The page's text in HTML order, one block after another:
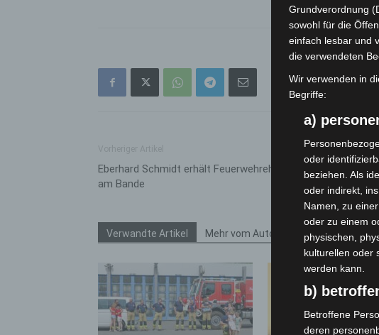
Eberhard Schmidt erhält Feuerwehrehrenzeichen
am Bande
Verwandte Artikel Mehr vom Autor
Grundverordnung
sowohl für die
einfach lesbar und
die verwendeten
Wir verwenden in
Begriffe:
a)
oder
beziehen. Als
oder indirekt,
Namen, zu
oder zu einem
physischen,
kulturellen oder
werden kann.
b)
Betroffene
deren